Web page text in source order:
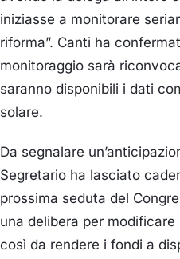
iniziasse a monitorare
riforma”. Canti ha
monitoraggio sarà
saranno disponibili i dati
solare.
Da segnalare
Segretario ha lasciato
prossima seduta del
una delibera per
così da rendere i fondi a